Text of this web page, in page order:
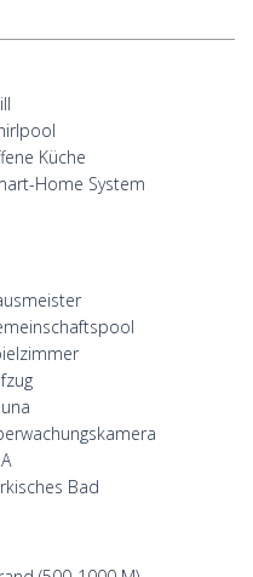
ein Schwimmbad,
ein Bad, einen
Ruheraum, ein Café, ein
Fitnessraum, Grillplätze
zum Meer sind
hochwertigen Materialien
Design bietet Ihnen
und Keramikböden im
Küche
Home System
Bad